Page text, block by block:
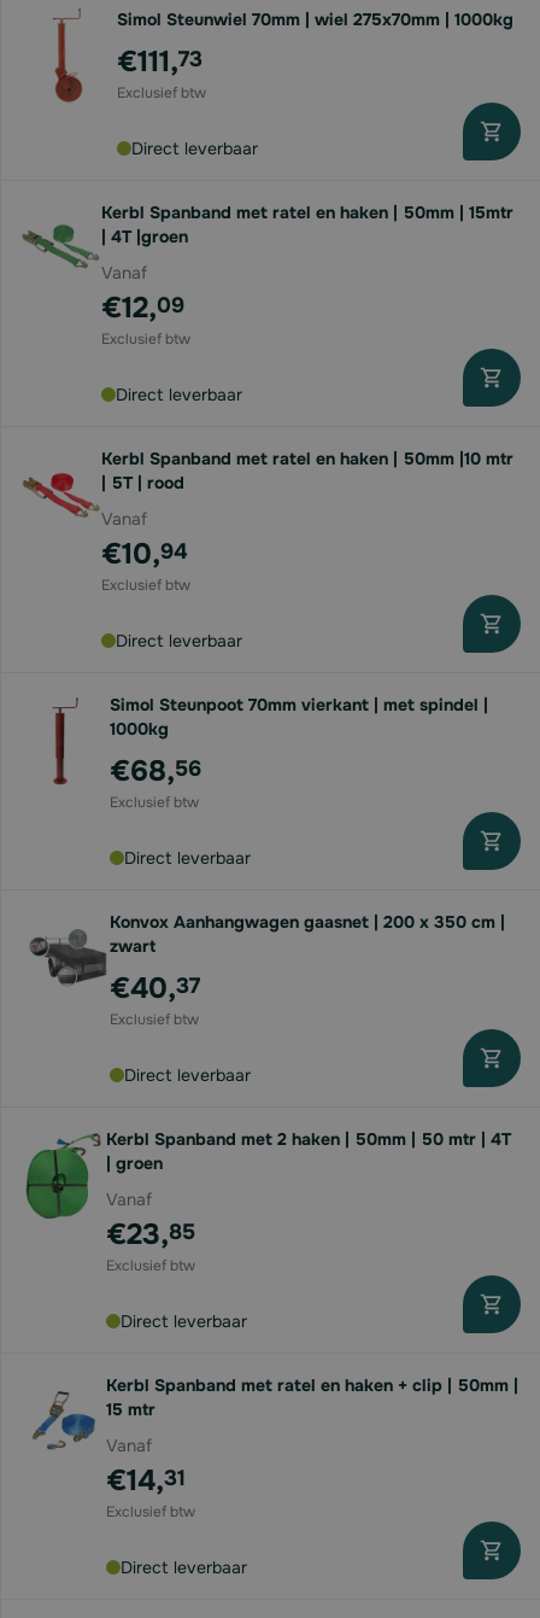
Simol Steunwiel 70mm | wiel 275x70mm | 1000kg
€111,73
Direct leverbaar
Kerbl Spanband met ratel en haken | 50mm | 15mtr
| 4T |groen
Vanaf
€12,09
Direct leverbaar
Kerbl Spanband met ratel en haken | 50mm |10 mtr
| 5T | rood
Vanaf
€10,94
Direct leverbaar
Simol Steunpoot 70mm vierkant | met spindel |
1000kg
€68,56
Direct leverbaar
Konvox Aanhangwagen gaasnet | 200 x 350 cm |
zwart
€40,37
Direct leverbaar
Kerbl Spanband met 2 haken | 50mm | 50 mtr | 4T
| groen
Vanaf
€23,85
Direct leverbaar
Kerbl Spanband met ratel en haken + clip | 50mm |
15 mtr
Vanaf
€14,31
Direct leverbaar